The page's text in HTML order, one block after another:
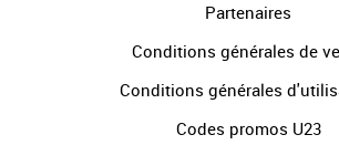
Partenaires
Conditions générales de
Conditions générales
Codes promos U23